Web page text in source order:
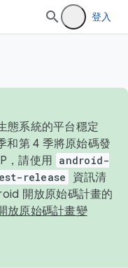
登入
態系統的平台穩定
和第 4 季將原始碼發
，請使用 android-
release
資訊清
開放原始碼計畫的
放原始碼計畫變